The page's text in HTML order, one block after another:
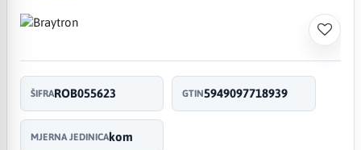
ŠIFRAROB055623 GTIN5949097718939
MJERNA JEDINICAkom